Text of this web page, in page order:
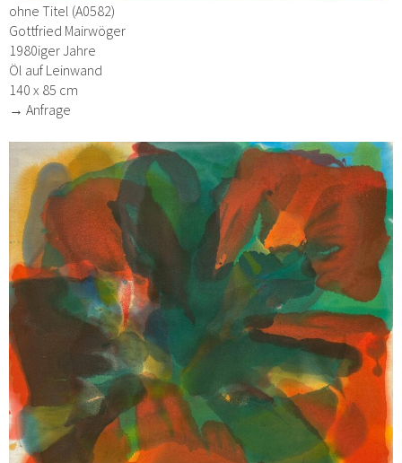
ohne Titel (A0582)
Gottfried Mairwöger
1980iger Jahre
Öl auf Leinwand
140 x 85 cm
→ Anfrage